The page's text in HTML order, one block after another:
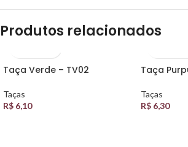
Produtos relacionados
Taça Verde – TV02
Taças
R$ 6,10
Taça
Taças
R$ 6,30